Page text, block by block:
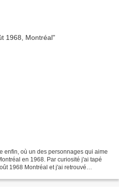
enfin, où un des personnages qui aime
en 1968. Par curiosité j'ai tapé
1968 Montréal et j'ai retrouvé